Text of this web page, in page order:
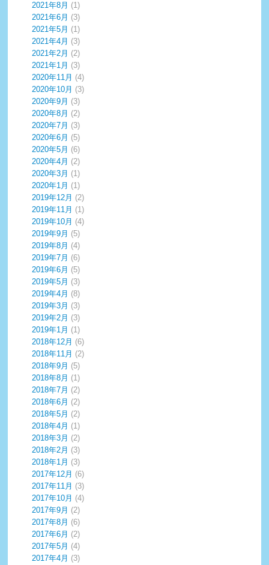
2021年8月 (1)
2021年6月 (3)
2021年5月 (1)
2021年4月 (3)
2021年2月 (2)
2021年1月 (3)
2020年11月 (4)
2020年10月 (3)
2020年9月 (3)
2020年8月 (2)
2020年7月 (3)
2020年6月 (5)
2020年5月 (6)
2020年4月 (2)
2020年3月 (1)
2020年1月 (1)
2019年12月 (2)
2019年11月 (1)
2019年10月 (4)
2019年9月 (5)
2019年8月 (4)
2019年7月 (6)
2019年6月 (5)
2019年5月 (3)
2019年4月 (8)
2019年3月 (3)
2019年2月 (3)
2019年1月 (1)
2018年12月 (6)
2018年11月 (2)
2018年9月 (5)
2018年8月 (1)
2018年7月 (2)
2018年6月 (2)
2018年5月 (2)
2018年4月 (1)
2018年3月 (2)
2018年2月 (3)
2018年1月 (3)
2017年12月 (6)
2017年11月 (3)
2017年10月 (4)
2017年9月 (2)
2017年8月 (6)
2017年6月 (2)
2017年5月 (4)
2017年4月 (3)